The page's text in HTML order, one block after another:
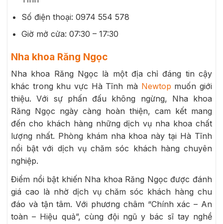
Số điện thoại: 0974 554 578
Giờ mở cửa: 07:30 – 17:30
Nha khoa Răng Ngọc
Nha khoa Răng Ngọc là một địa chỉ đáng tin cậy
khác trong khu vực Hà Tĩnh mà Newtop muốn giới
thiệu. Với sự phấn đấu không ngừng, Nha khoa
Răng Ngọc ngày càng hoàn thiện, cam kết mang
đến cho khách hàng những dịch vụ nha khoa chất
lượng nhất. Phòng khám nha khoa này tại Hà Tĩnh
nổi bật với dịch vụ chăm sóc khách hàng chuyên
nghiệp.
Điểm nổi bật khiến Nha khoa Răng Ngọc được đánh
giá cao là nhờ dịch vụ chăm sóc khách hàng chu
đáo và tận tâm. Với phương châm “Chính xác – An
toàn – Hiệu quả”, cùng đội ngũ y bác sĩ tay nghề